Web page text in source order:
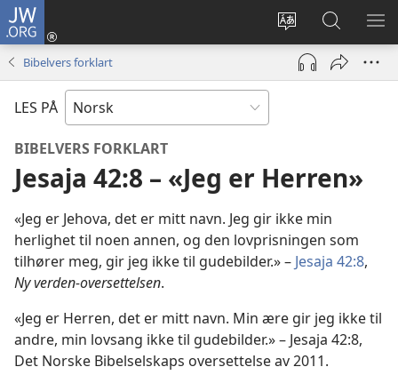
JW.ORG
Endre
språk
Logg
inn
(åpner
vindu)
Søk
på
JW.ORG
VIS
Bibelvers forklart
LES PÅ
BIBELVERS FORKLART
Jesaja 42:8 – «Jeg er Herren»
«Jeg er Jehova, det er mitt navn. Jeg gir ikke min
herlighet til noen annen, og den lovprisningen som
tilhører meg, gir jeg ikke til gudebilder.» – Jesaja 42:8,
Ny verden-oversettelsen.
«Jeg er Herren, det er mitt navn. Min ære gir jeg ikke til
andre, min lovsang ikke til gudebilder.» – Jesaja 42:8,
Det Norske Bibelselskaps oversettelse av 2011.